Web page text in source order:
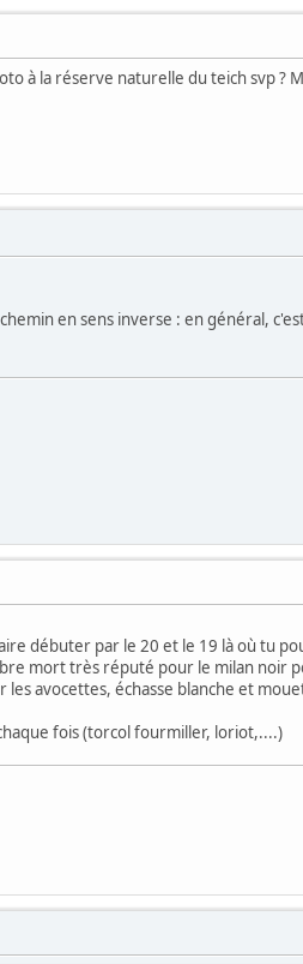
à la réserve naturelle du teich svp ?
en sens inverse : en général,
débuter par le 20 et le 19 là où tu
mort très réputé pour le milan noir
avocettes, échasse blanche et
fois (torcol fourmiller, loriot,....)